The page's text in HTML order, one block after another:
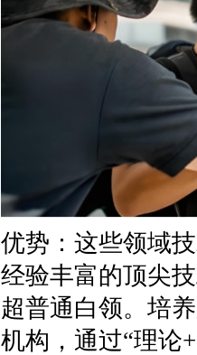
优势：这些领域
经验丰富的顶尖
超普通白领。培
机构，通过“理论